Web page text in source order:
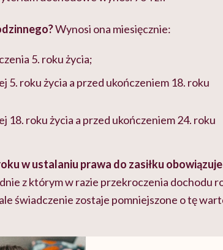
Wynosi ona miesięcznie:
5. roku życia;
5. roku życia a przed ukończeniem 18. roku
18. roku życia a przed ukończeniem 24. roku
w ustalaniu prawa do zasiłku
z którym w razie przekroczenia dochodu
świadczenie zostaje pomniejszone o tę